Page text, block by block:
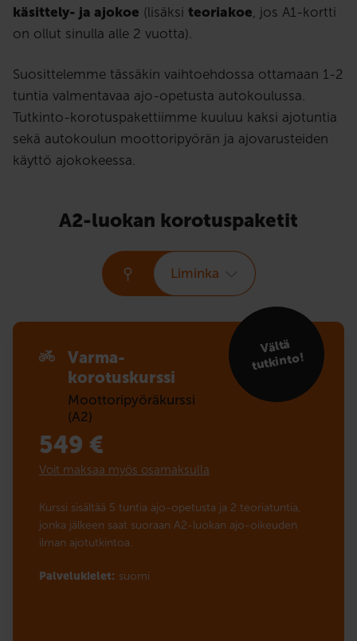
käsittely- ja ajokoe (lisäksi teoriakoe , jos A1-kortti
on ollut sinulla alle 2 vuotta).
Suosittelemme tässäkin vaihtoehdossa ottamaan 1-2
tuntia valmentavaa ajo-opetusta autokoulussa.
Tutkinto-korotuspakettiimme kuuluu kaksi ajotuntia
sekä autokoulun moottoripyörän ja ajovarusteiden
käyttö ajokokeessa.
A2-luokan korotuspaketit
Liminka
Varma-
korotuskurssi
Moottoripyöräkurssi
(A2)
Vältä
tutkinto!
549 €
Voit maksaa myös osamaksulla
Kurssi sisältää 5 tuntia ajo-opetusta ja 2 teoriatuntia,
jonka jälkeen saat suoraan A2-luokan ajo-oikeuden
ilman ajotutkintoa.
Palvelukielet: suomi